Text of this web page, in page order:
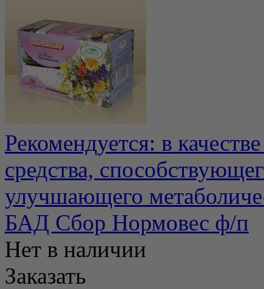
Рекомендуется: в
средства,
улучшающего
БАД Сбор Нормовес ф/п
Нет в наличии
Заказать